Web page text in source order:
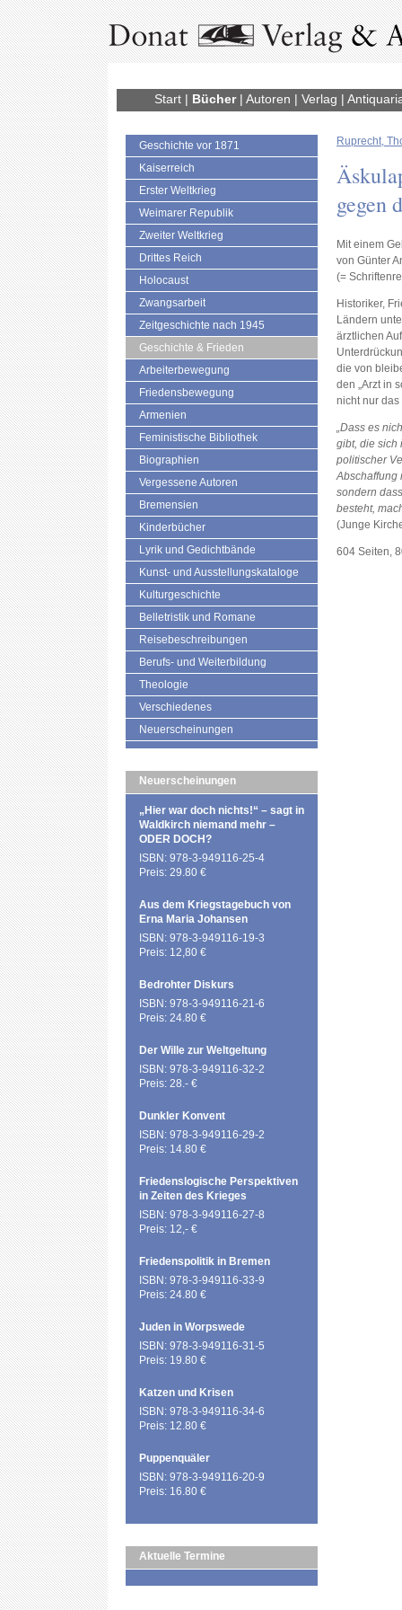
Start| Bücher| Autoren | Verlag |
Geschichte vor 1871
Kaiserreich
Erster Weltkrieg
Weimarer Republik
Zweiter Weltkrieg
Drittes Reich
Holocaust
Zwangsarbeit
Zeitgeschichte nach 1945
Geschichte & Frieden
Arbeiterbewegung
Friedensbewegung
Armenien
Feministische Bibliothek
Biographien
Vergessene Autoren
Bremensien
Kinderbücher
Lyrik und Gedichtbände
Kunst- und Ausstellungskataloge
Kulturgeschichte
Belletristik und Romane
Reisebeschreibungen
Berufs- und Weiterbildung
Theologie
Verschiedenes
Neuerscheinungen
Neuerscheinungen
„Hier war doch nichts!“ – sagt in
Waldkirch niemand mehr –
ODER DOCH?
ISBN: 978-3-949116-25-4
Preis: 29.80 €
Aus dem Kriegstagebuch von
Erna Maria Johansen
ISBN: 978-3-949116-19-3
Preis: 12,80 €
Bedrohter Diskurs
ISBN: 978-3-949116-21-6
Preis: 24.80 €
Der Wille zur Weltgeltung
ISBN: 978-3-949116-32-2
Preis: 28.- €
Dunkler Konvent
ISBN: 978-3-949116-29-2
Preis: 14.80 €
Friedenslogische Perspektiven
in Zeiten des Krieges
ISBN: 978-3-949116-27-8
Preis: 12,- €
Friedenspolitik in Bremen
ISBN: 978-3-949116-33-9
Preis: 24.80 €
Juden in Worpswede
ISBN: 978-3-949116-31-5
Preis: 19.80 €
Katzen und Krisen
ISBN: 978-3-949116-34-6
Preis: 12.80 €
Puppenquäler
ISBN: 978-3-949116-20-9
Preis: 16.80 €
Aktuelle Termine
Ruprecht,
gegen
Mit einem
von Günter
(=
Historiker,
Ländern
ärztlichen
die von
den „Arzt in
nicht nur
„Dass es
gibt, die sich
politischer
Abschaffung
sondern
besteht,
(Junge
604 Seiten,